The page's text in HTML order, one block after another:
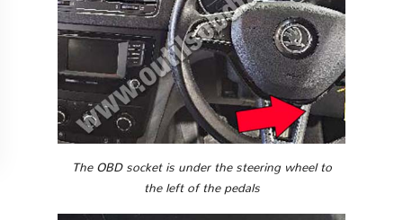
The OBD socket is under the steering wheel to
the left of the pedals